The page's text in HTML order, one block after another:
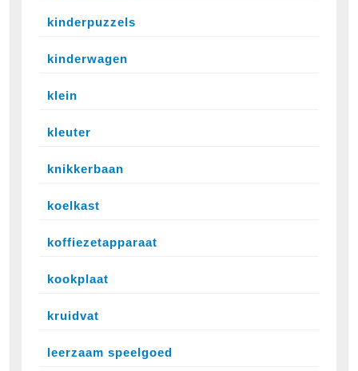
kinderpuzzels
kinderwagen
klein
kleuter
knikkerbaan
koelkast
koffiezetapparaat
kookplaat
kruidvat
leerzaam speelgoed